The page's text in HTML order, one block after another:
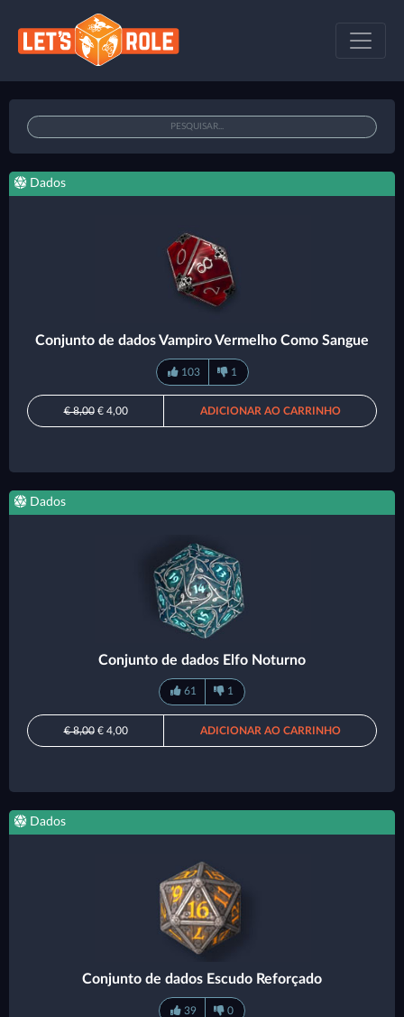
Dados
Conjunto de dados Vampiro Vermelho Como Sangue
103 1
€ 8,00€ 4,00 ADICIONAR AO CARRINHO
Dados
Conjunto de dados Elfo Noturno
61 1
€ 8,00€ 4,00 ADICIONAR AO CARRINHO
Dados
Conjunto de dados Escudo Reforçado
39 0